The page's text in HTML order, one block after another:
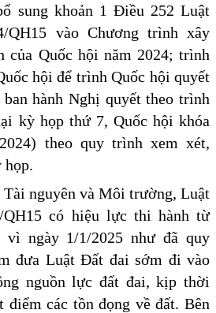
sung khoản 1 Điều 252 Luật
QH15 vào Chương trình xây
của Quốc hội năm 2024; trình
hội để trình Quốc hội quyết
hành Nghị quyết theo trình
kỳ họp thứ 7, Quốc hội khóa
theo quy trình xem xét,
họp.
Tài nguyên và Môi trường, Luật
QH15 có hiệu lực thi hành từ
vì ngày 1/1/2025 như đã quy
đưa Luật Đất đai sớm đi vào
nguồn lực đất đai, kịp thời
các tồn đọng về đất. Bên